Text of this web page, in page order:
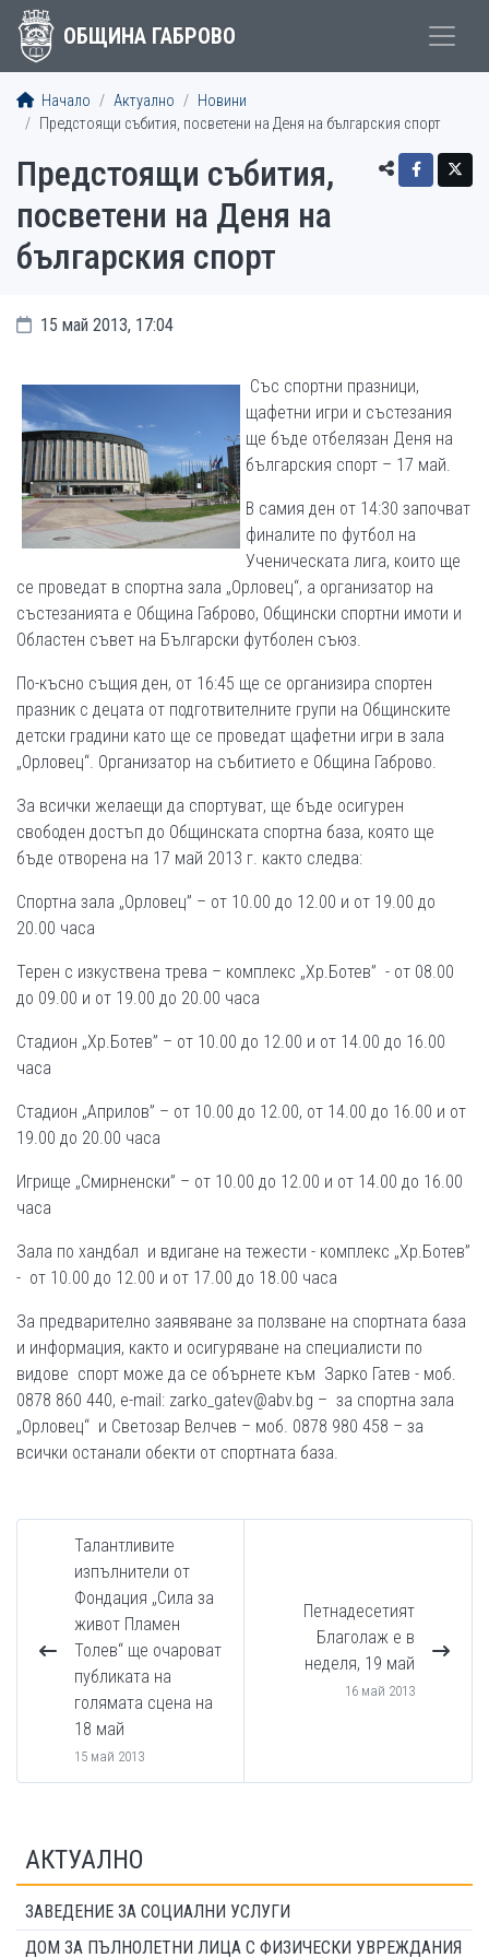
ОБЩИНА ГАБРОВО
Начало Актуално
Новини
Предстоящи събития, посветени на Деня на българския спорт
Предстоящи събития,
посветени на Деня на
българския спорт
15 май 2013, 17:04
Със спортни празници,
щафетни игри и състезания
ще бъде отбелязан Деня на
българския спорт – 17 май.
В самия ден от 14:30 започват
финалите по футбол на
Ученическата лига, които ще
се проведат в спортна зала „Орловец“, а организатор на
състезанията е Община Габрово, Общински спортни имоти и
Областен съвет на Български футболен съюз.
По-късно същия ден, от 16:45 ще се организира спортен
празник с децата от подготвителните групи на Общинските
детски градини като ще се проведат щафетни игри в зала
„Орловец“. Организатор на събитието е Община Габрово.
За всички желаещи да спортуват, ще бъде осигурен
свободен достъп до Общинската спортна база, която ще
бъде отворена на 17 май 2013 г. както следва:
Спортна зала „Орловец” – от 10.00 до 12.00 и от 19.00 до
20.00 часа
Терен с изкуствена трева – комплекс „Хр.Ботев” - от 08.00
до 09.00 и от 19.00 до 20.00 часа
Стадион „Хр.Ботев” – от 10.00 до 12.00 и от 14.00 до 16.00
часа
Стадион „Априлов” – от 10.00 до 12.00, от 14.00 до 16.00 и от
19.00 до 20.00 часа
Игрище „Смирненски” – от 10.00 до 12.00 и от 14.00 до 16.00
часа
Зала по хандбал и вдигане на тежести - комплекс „Хр.Ботев”
- от 10.00 до 12.00 и от 17.00 до 18.00 часа
За предварително заявяване за ползване на спортната база
и информация, както и осигуряване на специалисти по
видове спорт може да се обърнете към Зарко Гатев - моб.
0878 860 440, e-mail: zarko_gatev@abv.bg – за спортна зала
„Орловец“ и Светозар Велчев – моб. 0878 980 458 – за
всички останали обекти от спортната база.
Талантливите
изпълнители от
Фондация „Сила за
живот Пламен
Толев“ ще очароват
публиката на
голямата сцена на
18 май
15 май 2013
Петнадесетият
Благолаж е в
неделя, 19 май
16 май 2013
АКТУАЛНО
ЗАВЕДЕНИЕ ЗА СОЦИАЛНИ УСЛУГИ
ДОМ ЗА ПЪЛНОЛЕТНИ ЛИЦА С ФИЗИЧЕСКИ УВРЕЖДАНИЯ